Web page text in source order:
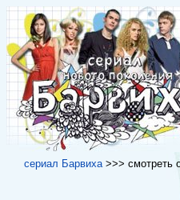
cериал Барвиха>>> cмотреть